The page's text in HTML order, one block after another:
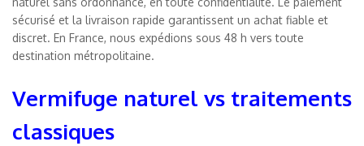
sécurisé et la livraison rapide garantissent un achat fiable et
discret. En France, nous expédions sous 48 h vers toute
destination métropolitaine.
Vermifuge naturel vs traitements
classiques